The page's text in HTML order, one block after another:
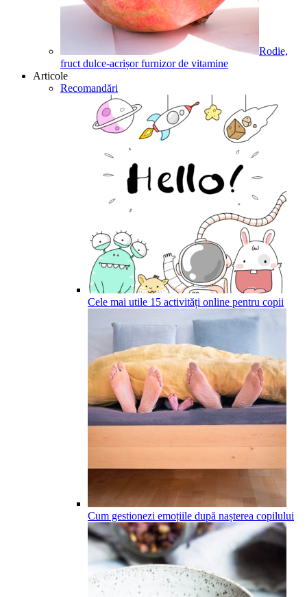
Rodie,
fruct dulce-acrișor furnizor de vitamine
Articole
Recomandări
Cele mai utile 15 activități online pentru copii
Cum gestionezi emoțiile după nașterea copilului